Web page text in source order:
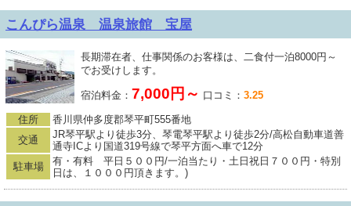
こんぴら温泉 温泉旅館 宝屋
長期滞在者、仕事関係のお客様は、二食付一泊8000円～
でお受けします。
宿泊料金： 7,000円～ 口コミ： 3.25
住所
香川県仲多度郡琴平町555番地
交通
JR琴平駅より徒歩3分、琴電琴平駅より徒歩2分/高松自動車道善
通寺ICより国道319号線で琴平方面へ車で12分
駐車場
有・有料 平日５００円/一泊当たり・土日祝日７００円・特別
日は、１０００円頂きます。)